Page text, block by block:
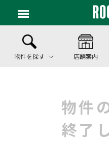
物件を探す 店舗案内
物件
終了